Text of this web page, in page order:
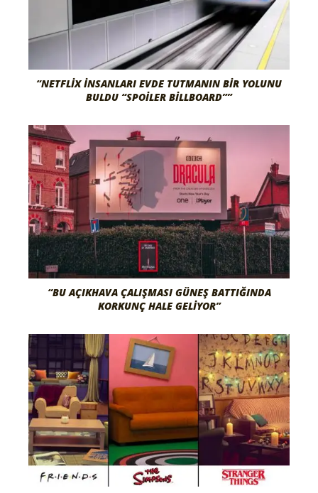
“NETFLIX İNSANLARI EVDE TUTMANIN BIR YOLUNU
BULDU “SPOILER BILLBOARD””
“BU AÇIKHAVA ÇALIŞMASI GÜNEŞ BATTIĞINDA
KORKUNÇ HALE GELIYOR”